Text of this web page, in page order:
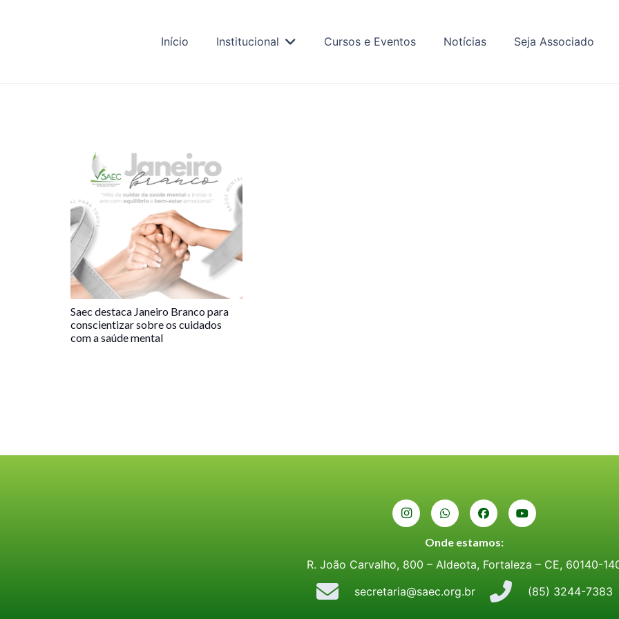
Início Institucional Cursos e Eventos Notícias Seja Associado
Saec destaca Janeiro Branco para
conscientizar sobre os cuidados
com a saúde mental
Onde estamos:
R. João Carvalho, 800 – Aldeota, Fortaleza – CE, 60140-
secretaria@saec.org.br
(85) 3244-7383